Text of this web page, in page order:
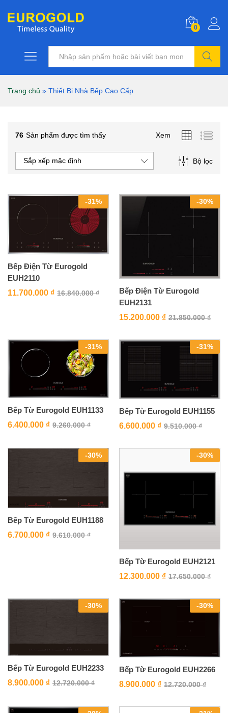
0
Trang chủ » Thiết Bị Nhà Bếp Cao Cấp
76 Sản phẩm được tìm thấy Xem
Bộ lọc
Sắp xếp mặc định
-31%
Bếp Điện Từ Eurogold
EUH2110
11.700.000 ₫ 16.840.000₫
-30%
Bếp Điện Từ Eurogold
EUH2131
15.200.000 ₫ 21.850.000₫
-31%
Bếp Từ Eurogold EUH1133
6.400.000 ₫ 9.260.000₫
-31%
Bếp Từ Eurogold EUH1155
6.600.000 ₫ 9.510.000₫
-30%
Bếp Từ Eurogold EUH1188
6.700.000 ₫ 9.610.000₫
-30%
Bếp Từ Eurogold EUH2121
12.300.000 ₫ 17.650.000₫
-30%
Bếp Từ Eurogold EUH2233
8.900.000 ₫ 12.720.000₫
-30%
Bếp Từ Eurogold EUH2266
8.900.000 ₫ 12.720.000₫